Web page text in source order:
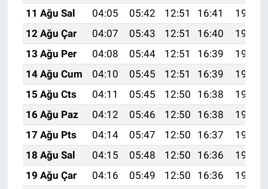
11 Ağu Sal
04:05 05:42 12:51 16:41
19:51
12 Ağu Çar
04:07 05:43 12:51 16:40
19:49
13 Ağu Per
04:08 05:44 12:51 16:39
19:48
14 Ağu Cum
04:10 05:45 12:51 16:39
19:47
15 Ağu Cts
04:11 05:45 12:50 16:38
19:45
16 Ağu Paz
04:12 05:46 12:50 16:38
19:44
17 Ağu Pts
04:14 05:47 12:50 16:37
19:43
18 Ağu Sal
04:15 05:48 12:50 16:36
19:41
19 Ağu Çar
04:16 05:49 12:50 16:36
19:40